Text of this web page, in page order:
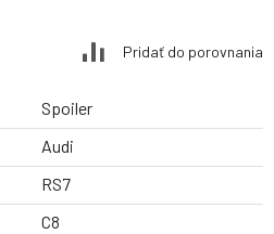
Pridať do porovnania
Spoiler
Audi
RS7
C8